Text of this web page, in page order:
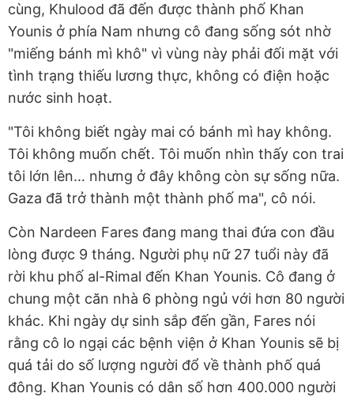
cùng, Khulood đã đến được thành phố Khan
Younis ở phía Nam nhưng cô đang sống sót nhờ
"miếng bánh mì khô" vì vùng này phải đối mặt với
tình trạng thiếu lương thực, không có điện hoặc
nước sinh hoạt.
"Tôi không biết ngày mai có bánh mì hay không.
Tôi không muốn chết. Tôi muốn nhìn thấy con trai
tôi lớn lên… nhưng ở đây không còn sự sống nữa.
Gaza đã trở thành một thành phố ma", cô nói.
Còn Nardeen Fares đang mang thai đứa con đầu
lòng được 9 tháng. Người phụ nữ 27 tuổi này đã
rời khu phố al-Rimal đến Khan Younis. Cô đang ở
chung một căn nhà 6 phòng ngủ với hơn 80 người
khác. Khi ngày dự sinh sắp đến gần, Fares nói
rằng cô lo ngại các bệnh viện ở Khan Younis sẽ bị
quá tải do số lượng người đổ về thành phố quá
đông. Khan Younis có dân số hơn 400.000 người